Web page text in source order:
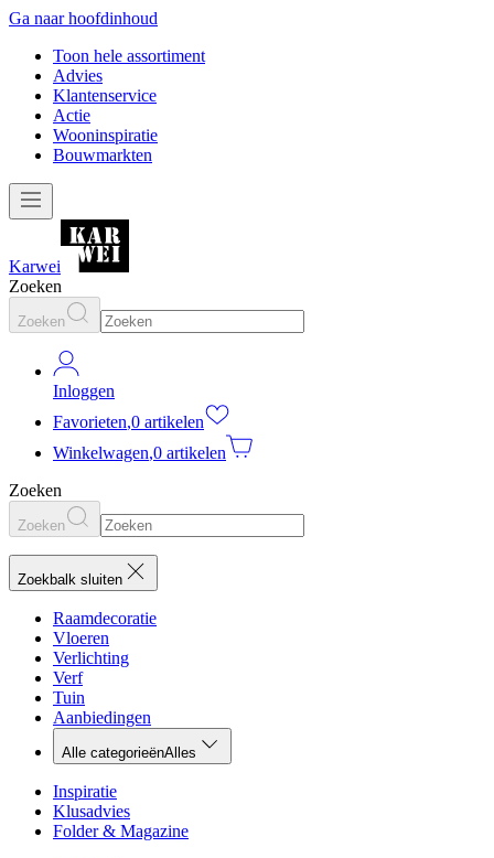
Ga naar hoofdinhoud
Toon hele assortiment
Advies
Klantenservice
Actie
Wooninspiratie
Bouwmarkten
Karwei
Zoeken
Zoeken
Inloggen
Favorieten,0 artikelen
Winkelwagen,0 artikelen
Zoeken
Zoeken
Zoekbalk sluiten
Raamdecoratie
Vloeren
Verlichting
Verf
Tuin
Aanbiedingen
Alle categorieënAlles
Inspiratie
Klusadvies
Folder & Magazine